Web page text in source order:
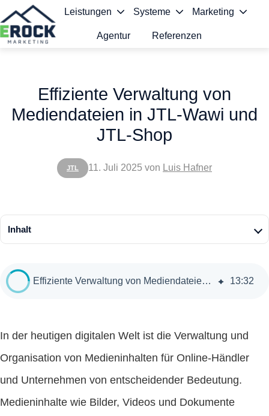
Leistungen Systeme Marketing
Agentur Referenzen
JTL
Effiziente Verwaltung von
Mediendateien in JTL-Wawi und
JTL-Shop
11. Juli 2025 von Luis Hafner
Inhalt
Effiziente Verwaltung von Mediendateien in JTL-Wawi und JTL-Shop 13:32
In der heutigen digitalen Welt ist die Verwaltung und
Organisation von Medieninhalten für Online-Händler
und Unternehmen von entscheidender Bedeutung.
Medieninhalte wie Bilder, Videos und Dokumente